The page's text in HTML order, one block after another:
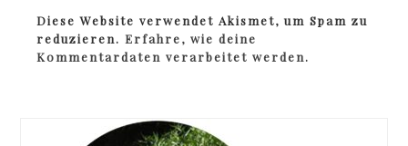
Diese Website verwendet Akismet, um Spam zu
reduzieren.Erfahre, wie deine
Kommentardaten verarbeitet werden.